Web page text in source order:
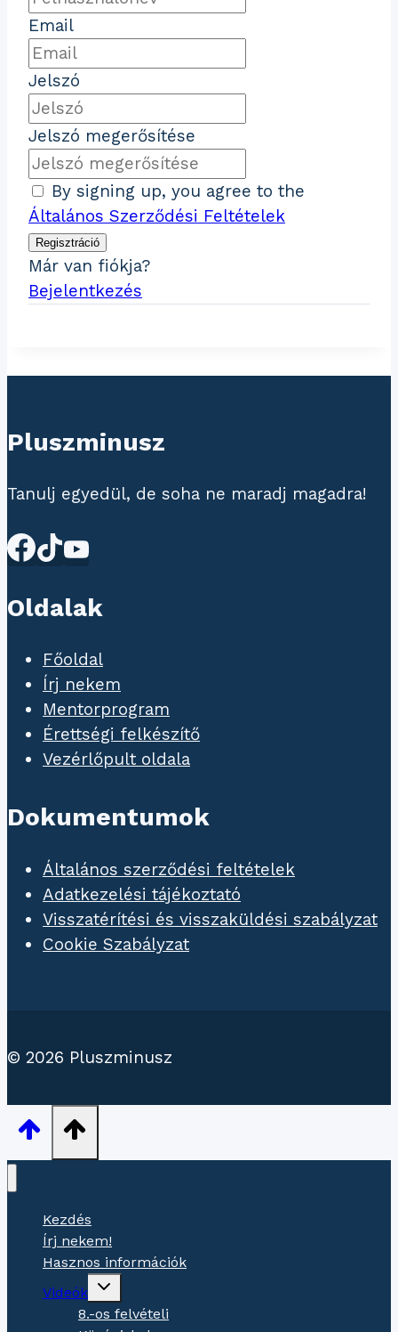
Email
Jelszó
Jelszó megerősítése
By signing up, you agree to the
Általános Szerződési Feltételek
Regisztráció
Már van fiókja?
Bejelentkezés
Pluszminusz
Tanulj egyedül, de soha ne maradj magadra!
Oldalak
Főoldal
Írj nekem
Mentorprogram
Érettségi felkészítő
Vezérlőpult oldala
Dokumentumok
Általános szerződési feltételek
Adatkezelési tájékoztató
Visszatérítési és visszaküldési szabályzat
Cookie Szabályzat
© 2026 Pluszminusz
Kezdés
Írj nekem!
Hasznos információk
Videók
Gyermekmenü
8.-os felvételi